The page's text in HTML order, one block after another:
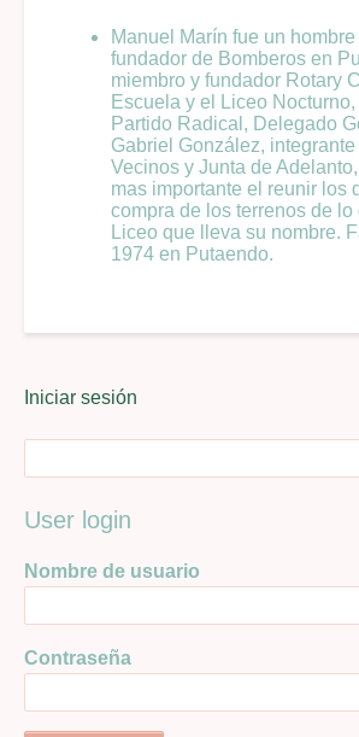
Manuel Marín fue un
fundador de Bomberos en
miembro y fundador Rotary
Escuela y el Liceo
Partido Radical, Delegado
Gabriel González,
Vecinos y Junta de
mas importante el reunir los
compra de los terrenos de lo
Liceo que lleva su nombre.
1974 en Putaendo.
User
menu
Iniciar sesión
User login
Nombre de usuario
Contraseña